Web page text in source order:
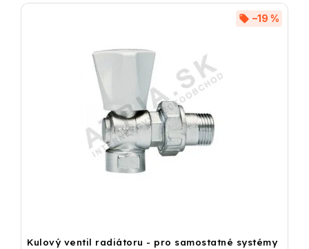
Kulový ventil radiátoru - pro samostatné systémy
–19 %